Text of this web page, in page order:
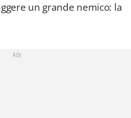
un grande nemico: la
Adv